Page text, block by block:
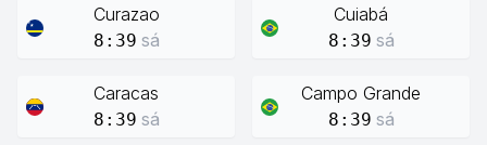
Curazao
8:39 sá
Cuiabá
8:39 sá
Caracas
8:39 sá
Campo Grande
8:39 sá